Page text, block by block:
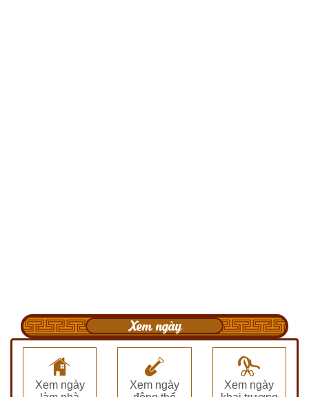
Xem ngày
Xem ngày
Xem ngày
Xem ngày